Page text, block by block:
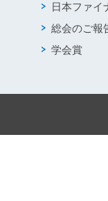
日本ファイ
総会のご報
学会賞